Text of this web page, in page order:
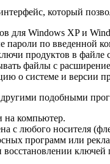
который
для Windows XP и
пароли по введенной
продуктов в файле
файлы с
о системе и версии
подобными
на компьютер.
с любого носителя
программ или
ключей